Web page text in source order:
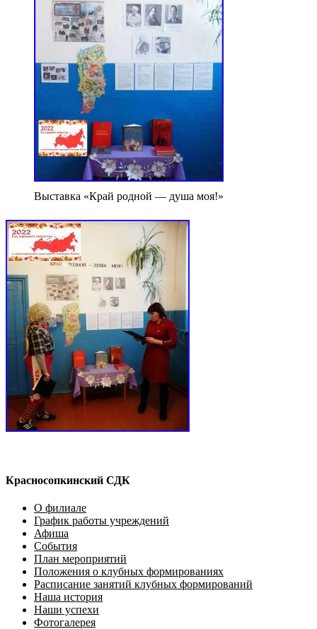
Выставка «Край родной — душа моя!»
Красносопкинский СДК
О филиале
График работы учреждений
Афиша
События
План мероприятий
Положения о клубных формированиях
Расписание занятий клубных формирований
Наша история
Наши успехи
Фотогалерея